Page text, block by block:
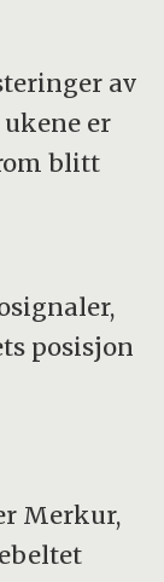
av
er
blitt
posisjon
Merkur,